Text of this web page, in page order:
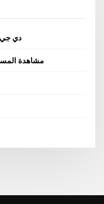
دي جي
مشاهدة